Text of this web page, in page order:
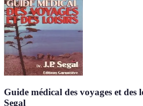
Guide médical des voyages et des
Segal